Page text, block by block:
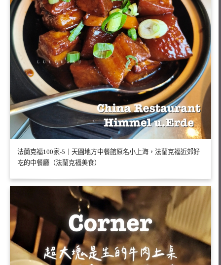
法蘭克福100家-5｜天圓地方中餐館原名小上海，法蘭克福近郊好
吃的中餐廳（法蘭克福美食）